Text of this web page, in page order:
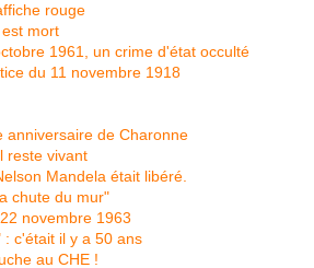
rouge
mort
1961, un crime d'état occulté
du 11 novembre 1918
anniversaire de Charonne
reste vivant
Mandela était libéré.
chute du mur"
novembre 1963
c'était il y a 50 ans
au CHE !